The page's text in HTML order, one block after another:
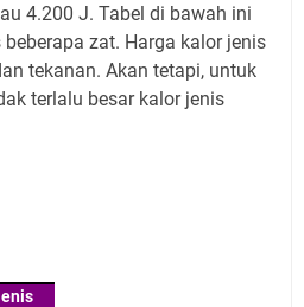
4.200 J. Tabel di bawah ini
zat. Harga kalor jenis
tekanan. Akan tetapi, untuk
terlalu besar kalor jenis